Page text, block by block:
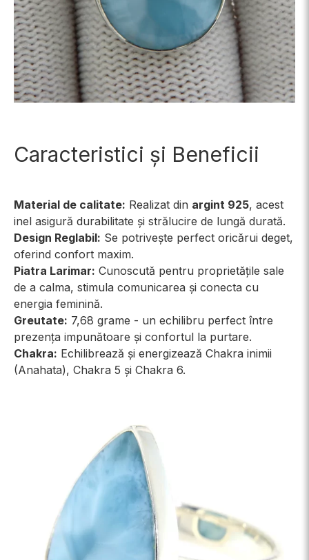
Caracteristici și Beneficii
Material de calitate: Realizat din argint 925, acest
inel asigură durabilitate și strălucire de lungă durată.
Design Reglabil: Se potrivește perfect oricărui deget,
oferind confort maxim.
Piatra Larimar: Cunoscută pentru proprietățile sale
de a calma, stimula comunicarea și conecta cu
energia feminină.
Greutate: 7,68 grame - un echilibru perfect între
prezența impunătoare și confortul la purtare.
Chakra: Echilibrează și energizează Chakra inimii
(Anahata), Chakra 5 și Chakra 6.